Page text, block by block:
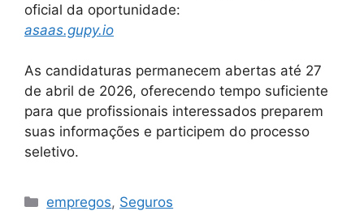
oficial da oportunidade:
asaas.gupy.io
As candidaturas permanecem abertas até 27
de abril de 2026, oferecendo tempo suficiente
para que profissionais interessados preparem
suas informações e participem do processo
seletivo.
Categories
empregos, Seguros